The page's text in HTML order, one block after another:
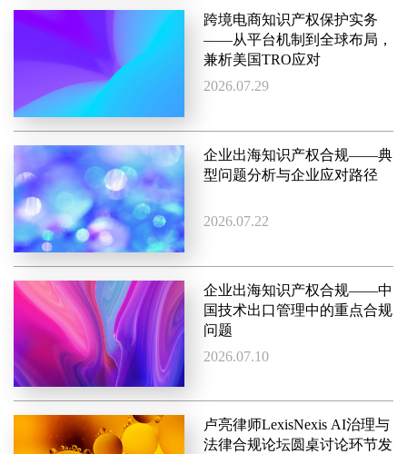
跨境电商知识产权保护实务
——从平台机制到全球布局，
兼析美国TRO应对
2026.07.29
企业出海知识产权合规——典
型问题分析与企业应对路径
2026.07.22
企业出海知识产权合规——中
国技术出口管理中的重点合规
问题
2026.07.10
卢亮律师LexisNexis AI治理与
法律合规论坛圆桌讨论环节发